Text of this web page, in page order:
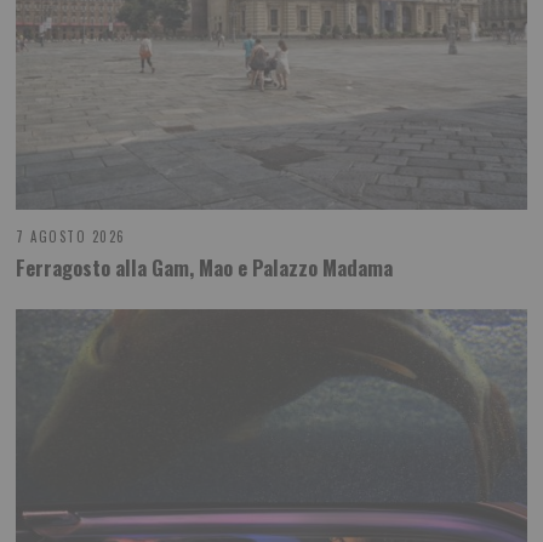
7 AGOSTO 2026
Ferragosto alla Gam, Mao e Palazzo Madama